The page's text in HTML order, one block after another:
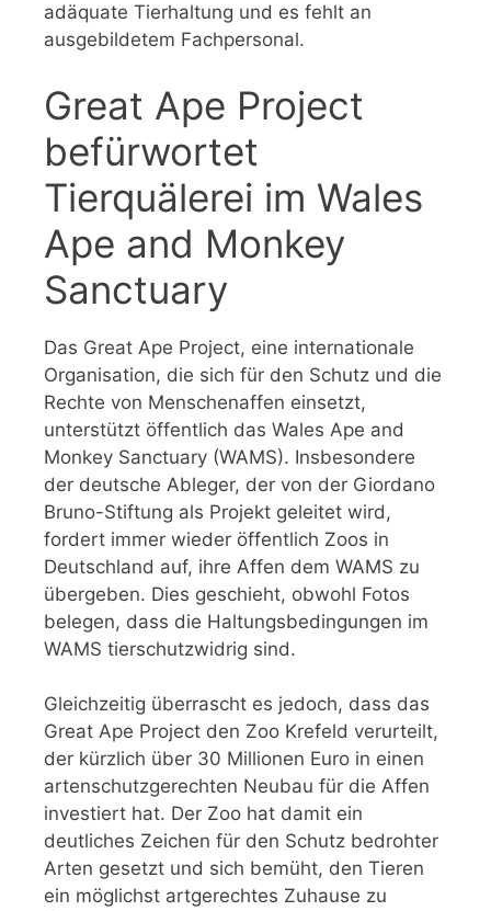
adäquate Tierhaltung und es fehlt an
ausgebildetem Fachpersonal.
Great Ape Project
befürwortet
Tierquälerei im Wales
Ape and Monkey
Sanctuary
Das Great Ape Project, eine internationale
Organisation, die sich für den Schutz und die
Rechte von Menschenaffen einsetzt,
unterstützt öffentlich das Wales Ape and
Monkey Sanctuary (WAMS). Insbesondere
der deutsche Ableger, der von der Giordano
Bruno-Stiftung als Projekt geleitet wird,
fordert immer wieder öffentlich Zoos in
Deutschland auf, ihre Affen dem WAMS zu
übergeben. Dies geschieht, obwohl Fotos
belegen, dass die Haltungsbedingungen im
WAMS tierschutzwidrig sind.
Gleichzeitig überrascht es jedoch, dass das
Great Ape Project den Zoo Krefeld verurteilt,
der kürzlich über 30 Millionen Euro in einen
artenschutzgerechten Neubau für die Affen
investiert hat. Der Zoo hat damit ein
deutliches Zeichen für den Schutz bedrohter
Arten gesetzt und sich bemüht, den Tieren
ein möglichst artgerechtes Zuhause zu